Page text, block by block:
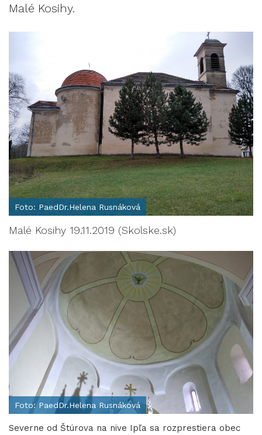
Malé Kosihy.
Foto: PaedDr.Helena Rusnáková
Malé Kosihy 19.11.2019 (Skolske.sk)
Foto: PaedDr.Helena Rusnáková
Severne od Štúrova na nive Ipľa sa rozprestiera obec